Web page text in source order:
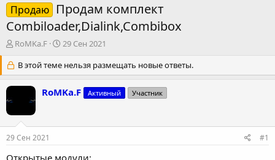
Продаю
Продам комплект
Combiloader,Dialink,Combibox
А
т
о
р
RoMKa.F
Д
т
а
н
а
29 Сен 2021
В этой теме нельзя размещать новые ответы.
RoMKa.F Активный Участник
29 Сен 2021 #1
Открытые модули: